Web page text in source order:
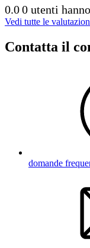
0.00 utenti
Vedi tutte le
Contatta il
domande